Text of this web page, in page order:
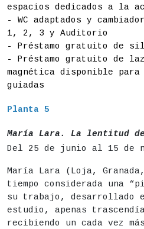
espacios dedicados a la
- WC adaptados y
1, 2, 3 y Auditorio
- Préstamo gratuito de
- Préstamo gratuito de
magnética disponible
guiadas
Planta 5
María Lara. La lentitud
Del 25 de junio al 15 de
María Lara (Loja,
tiempo considerada una
su trabajo, desarrollado
estudio, apenas
recibiendo un cada vez